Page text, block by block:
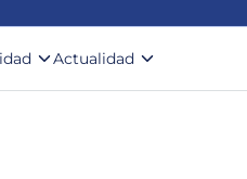
Actualidad